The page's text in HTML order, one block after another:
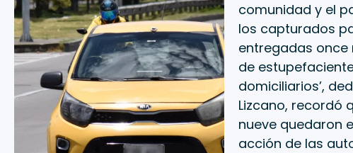
comunidad y el
los capturados
entregadas once
de
domiciliarios’,
Lizcano, recordó
nueve quedaron
acción de las